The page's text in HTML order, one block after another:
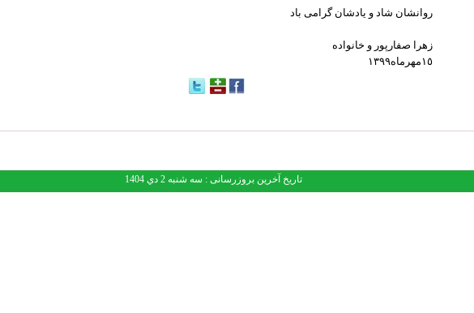
روانشان شاد و يادشان گرامى باد
زهرا صفارپور و خانواده
١٥مهرماه١٣٩٩
تاریخ آخرین بروزرسانی : سه شنبه 2 دي 1404